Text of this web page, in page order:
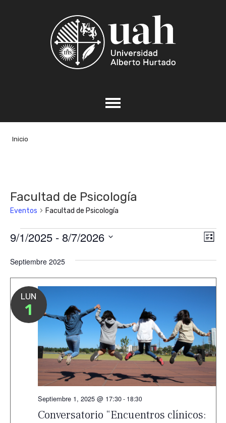
Inicio
Facultad de Psicología
Eventos Facultad de Psicología
Eventos
de
9/1/2025 - 8/7/2026
fecha.
Septiembre 2025
LUN
1
Conversatorio “Encuentros clínicos:
Septiembre 1, 2025 @ 17:30- 18:30